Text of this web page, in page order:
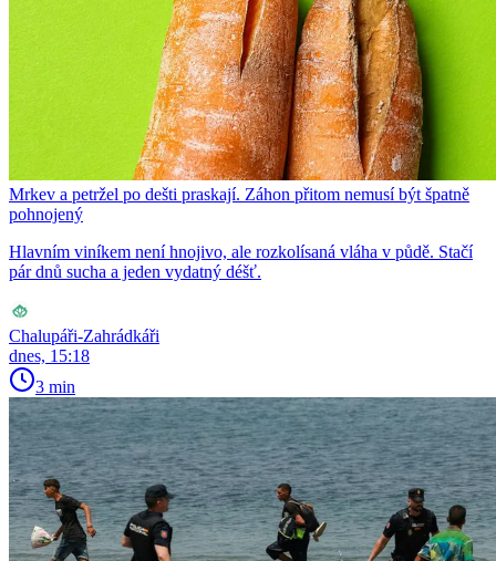
Mrkev a petržel po dešti praskají. Záhon přitom nemusí být špatně
pohnojený
Hlavním viníkem není hnojivo, ale rozkolísaná vláha v půdě. Stačí
pár dnů sucha a jeden vydatný déšť.
Chalupáři-Zahrádkáři
dnes, 15:18
3 min